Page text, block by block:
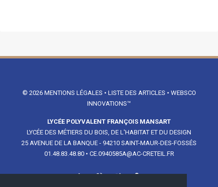
© 2026 MENTIONS LÉGALES • LISTE DES ARTICLES • WEBSCO
INNOVATIONS™
LYCÉE POLYVALENT FRANÇOIS MANSART
LYCÉE DES MÉTIERS DU BOIS, DE L'HABITAT ET DU DESIGN
25 AVENUE DE LA BANQUE - 94210 SAINT-MAUR-DES-FOSSÉS
01.48.83.48.80• CE.0940585A@AC-CRETEIL.FR